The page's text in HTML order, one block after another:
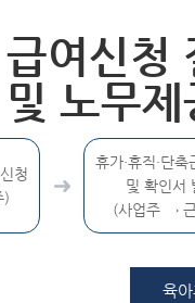
여신청
노무
청
)
휴가·휴직·단축
및 확인서
(사업주 →
육